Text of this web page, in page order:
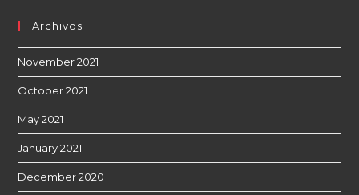
Archivos
November 2021
October 2021
May 2021
January 2021
December 2020